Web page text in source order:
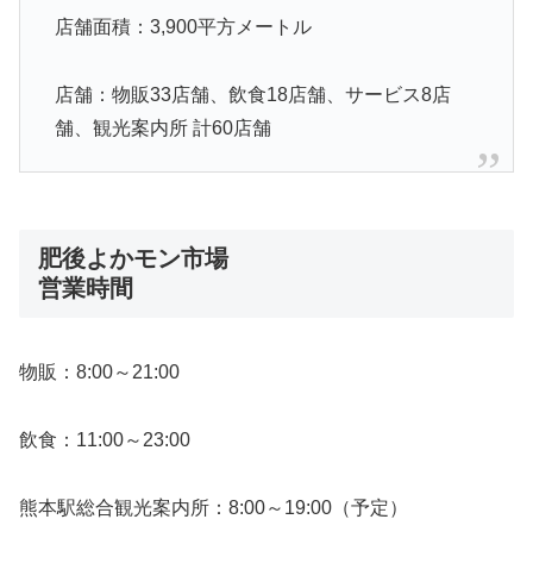
店舗面積：3,900平方メートル
店舗：物販33店舗、飲食18店舗、サービス8店
舗、観光案内所 計60店舗
肥後よかモン市場
営業時間
物販：8:00～21:00
飲食：11:00～23:00
熊本駅総合観光案内所：8:00～19:00（予定）